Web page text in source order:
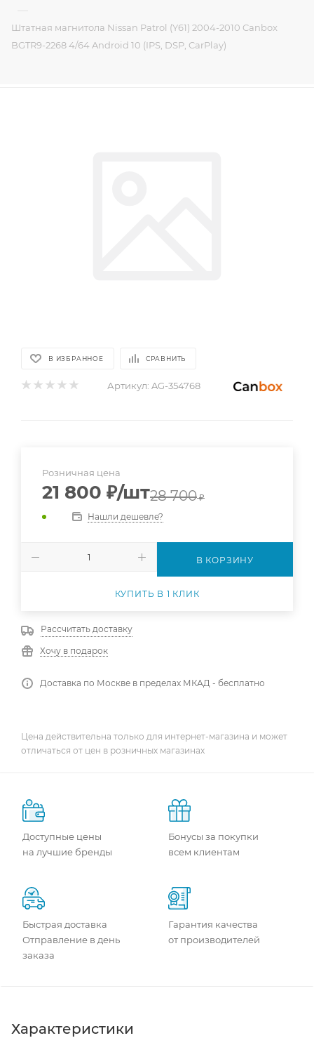
—
Штатная магнитола Nissan Patrol (Y61) 2004-2010 Canbox
BGTR9-2268 4/64 Android 10 (IPS, DSP, CarPlay)
В ИЗБРАННОЕ СРАВНИТЬ
Артикул: AG-354768
Розничная цена
21 800 ₽/шт28 700₽
Нашли дешевле?
В КОРЗИНУ
КУПИТЬ В 1 КЛИК
Рассчитать доставку
Хочу в подарок
Доставка по Москве в пределах МКАД - бесплатно
Цена действительна только для интернет-магазина и может
отличаться от цен в розничных магазинах
Доступные цены
на лучшие бренды
Бонусы за покупки
всем клиентам
Быстрая доставка
Отправление в день
заказа
Гарантия качества
от производителей
Характеристики